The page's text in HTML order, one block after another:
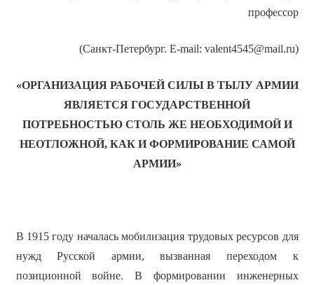
профессор
(Санкт-Петербург. E-mail: valent4545@mail.ru)
«ОРГАНИЗАЦИЯ РАБОЧЕЙ СИЛЫ В ТЫЛУ АРМИИ
ЯВЛЯЕТСЯ ГОСУДАРСТВЕННОЙ
ПОТРЕБНОСТЬЮ СТОЛЬ ЖЕ НЕОБХОДИМОЙ И
НЕОТЛОЖНОЙ, КАК И ФОРМИРОВАНИЕ САМОЙ
АРМИИ»
В 1915 году началась мобилизация трудовых ресурсов для
нужд Русской армии, вызванная переходом к
позиционной войне. В формировании инженерных